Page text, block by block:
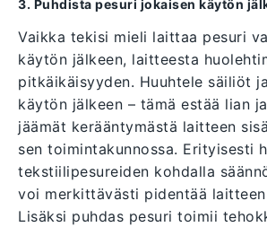
3. Puhdista pesuri jokaisen käytön
Vaikka tekisi mieli laittaa pesuri
käytön jälkeen, laitteesta
pitkäikäisyyden. Huuhtele säiliöt
käytön jälkeen – tämä estää lian
jäämät kerääntymästä laitteen
sen toimintakunnossa. Erityisesti
tekstiilipesureiden kohdalla
voi merkittävästi pidentää
Lisäksi puhdas pesuri toimii